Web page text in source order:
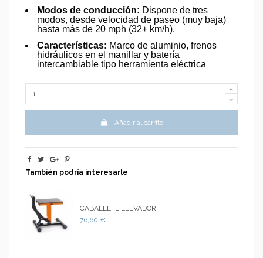
Modos de conducción: Dispone de tres
modos, desde velocidad de paseo (muy baja)
hasta más de 20 mph (32+ km/h).
Características: Marco de aluminio, frenos
hidráulicos en el manillar y batería
intercambiable tipo herramienta eléctrica
Añadir al carrito
También podría interesarle
CABALLETE ELEVADOR
76,60 €